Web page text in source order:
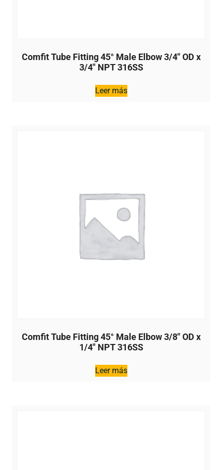
Comfit Tube Fitting 45° Male Elbow 3/4″ OD x
3/4″ NPT 316SS
Leer más
Comfit Tube Fitting 45° Male Elbow 3/8″ OD x
1/4″ NPT 316SS
Leer más